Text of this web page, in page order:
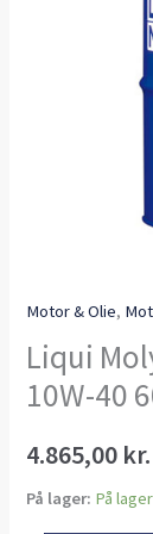
Motor & Olie,
Liqui
10W-40
4.865,00 kr.
På lager: På lager